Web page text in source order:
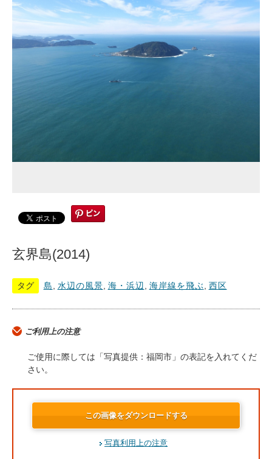
玄界島(2014)
タグ 島 水辺の風景 海・浜辺 海岸線を飛ぶ 西区
ご利用上の注意
ご使用に際しては「写真提供：福岡市」の表記を入れてくだ
さい。
この画像をダウンロードする
写真利用上の注意